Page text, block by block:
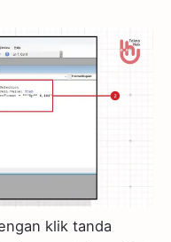
klik tanda